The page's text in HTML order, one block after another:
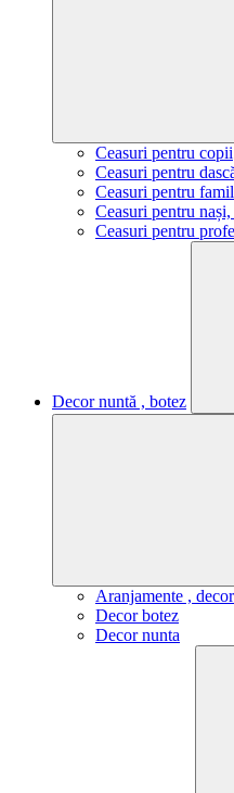
Ceasuri pentru copii
Ceasuri pentru
Ceasuri pentru
Ceasuri pentru
Ceasuri pentru
Decor nuntă , botez
Aranjamente ,
Decor botez
Decor nunta